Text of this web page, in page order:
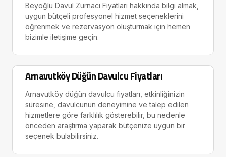
Beyoğlu Davul Zurnacı Fiyatları hakkında bilgi almak,
uygun bütçeli profesyonel hizmet seçeneklerini
öğrenmek ve rezervasyon oluşturmak için hemen
bizimle iletişime geçin.
Arnavutköy Düğün Davulcu Fiyatları
Arnavutköy düğün davulcu fiyatları, etkinliğinizin
süresine, davulcunun deneyimine ve talep edilen
hizmetlere göre farklılık gösterebilir, bu nedenle
önceden araştırma yaparak bütçenize uygun bir
seçenek bulabilirsiniz.